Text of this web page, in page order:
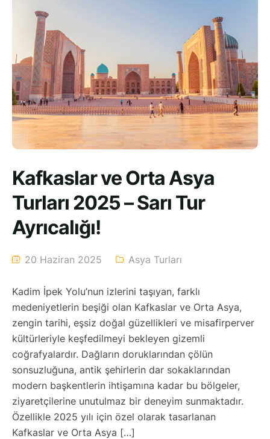
Kafkaslar ve Orta Asya
Turları 2025 – Sarı Tur
Ayrıcalığı!
20 Haziran 2025 Asya Turları
Kadim İpek Yolu’nun izlerini taşıyan, farklı
medeniyetlerin beşiği olan Kafkaslar ve Orta Asya,
zengin tarihi, eşsiz doğal güzellikleri ve misafirperver
kültürleriyle keşfedilmeyi bekleyen gizemli
coğrafyalardır. Dağların doruklarından çölün
sonsuzluğuna, antik şehirlerin dar sokaklarından
modern başkentlerin ihtişamına kadar bu bölgeler,
ziyaretçilerine unutulmaz bir deneyim sunmaktadır.
Özellikle 2025 yılı için özel olarak tasarlanan
Kafkaslar ve Orta Asya […]